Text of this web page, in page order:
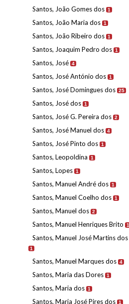
Santos, João Gomes dos 1
Santos, João Maria dos 1
Santos, João Ribeiro dos 1
Santos, Joaquim Pedro dos 1
Santos, José 4
Santos, José António dos 1
Santos, José Domingues dos 25
Santos, José dos 1
Santos, José G. Pereira dos 2
Santos, José Manuel dos 4
Santos, José Pinto dos 1
Santos, Leopoldina 1
Santos, Lopes 1
Santos, Manuel André dos 1
Santos, Manuel Coelho dos 1
Santos, Manuel dos 2
Santos, Manuel Henriques Brito 1
Santos, Manuel José Martins dos
1
Santos, Manuel Marques dos 4
Santos, Maria das Dores 1
Santos, Maria dos 1
Santos, Maria José Pires dos 1